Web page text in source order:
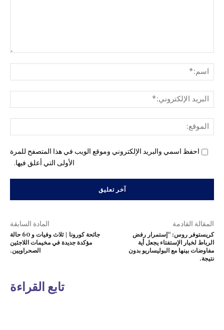
احفظ اسمي والبريد الإلكتروني وموقع الويب في هذا المتصفح للمرة
الأولى التي أعلق فيها.
المادة السابقة
جائحة كورونا | ثلاث وفيات و 60 حالة
مؤكدة جديدة في مخيمات اللاجئين
الصحراويين.
المقالة القادمة
كريستوفر روس: “إستمرار رفض
الرباط لخيار الإستفتاء يجعل أية
مفاوضات بينها مع البوليساريو بدون
نتيجة.
تابع القراءة